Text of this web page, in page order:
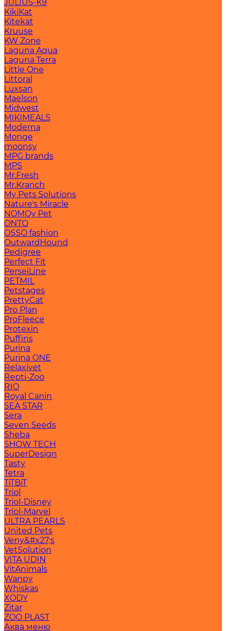
JULIUS-K9
KikiKat
Kitekat
Kruuse
KW Zone
Laguna Aqua
Laguna Terra
Little One
Littoral
Luxsan
Maelson
Midwest
MIKIMEALS
Moderna
Monge
moonsy
MPG brands
MPS
Mr.Fresh
Mr.Kranch
My Pets Solutions
Nature's Miracle
NOMOy Pet
ONTO
OSSO fashion
OutwardHound
Pedigree
Perfect Fit
PerseiLine
PETMIL
Petstages
PrettyCat
Pro Plan
ProFleece
Protexin
Puffins
Purina
Purina ONE
Relaxivet
Repti-Zoo
RIO
Royal Canin
SEA STAR
Sera
Seven Seeds
Sheba
SHOW TECH
SuperDesign
Tasty
Tetra
TiTBiT
Triol
Triol-Disney
Triol-Marvel
ULTRA PEARLS
United Pets
Veny&#x27;s
VetSolution
VITA UDIN
VitAnimals
Wanpy
Whiskas
XODY
Zitar
ZOO PLAST
Аква меню